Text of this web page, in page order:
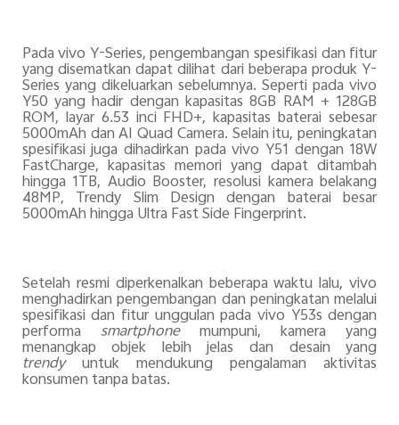
Pada vivo Y-Series, pengembangan spesifikasi dan fitur
yang disematkan dapat dilihat dari beberapa produk Y-
Series yang dikeluarkan sebelumnya. Seperti pada vivo
Y50 yang hadir dengan kapasitas 8GB RAM + 128GB
ROM, layar 6.53 inci FHD+, kapasitas baterai sebesar
5000mAh dan AI Quad Camera. Selain itu, peningkatan
spesifikasi juga dihadirkan pada vivo Y51 dengan 18W
FastCharge, kapasitas memori yang dapat ditambah
hingga 1TB, Audio Booster, resolusi kamera belakang
48MP, Trendy Slim Design dengan baterai besar
5000mAh hingga Ultra Fast Side Fingerprint.
Setelah resmi diperkenalkan beberapa waktu lalu, vivo
menghadirkan pengembangan dan peningkatan melalui
spesifikasi dan fitur unggulan pada vivo Y53s dengan
performa smartphonemumpuni, kamera yang
menangkap objek lebih jelas dan desain yang
trendyuntuk mendukung pengalaman aktivitas
konsumen tanpa batas.